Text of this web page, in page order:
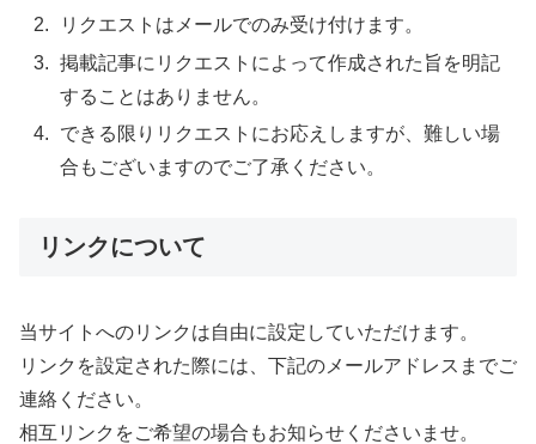
リクエストはメールでのみ受け付けます。
掲載記事にリクエストによって作成された旨を明記
することはありません。
できる限りリクエストにお応えしますが、難しい場
合もございますのでご了承ください。
リンクについて
当サイトへのリンクは自由に設定していただけます。
リンクを設定された際には、下記のメールアドレスまでご
連絡ください。
相互リンクをご希望の場合もお知らせくださいませ。